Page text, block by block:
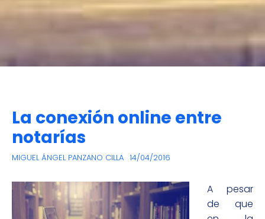
La conexión online entre
notarías
MIGUEL ÁNGEL PANZANO CILLA 14/04/2016
A pesar
de que